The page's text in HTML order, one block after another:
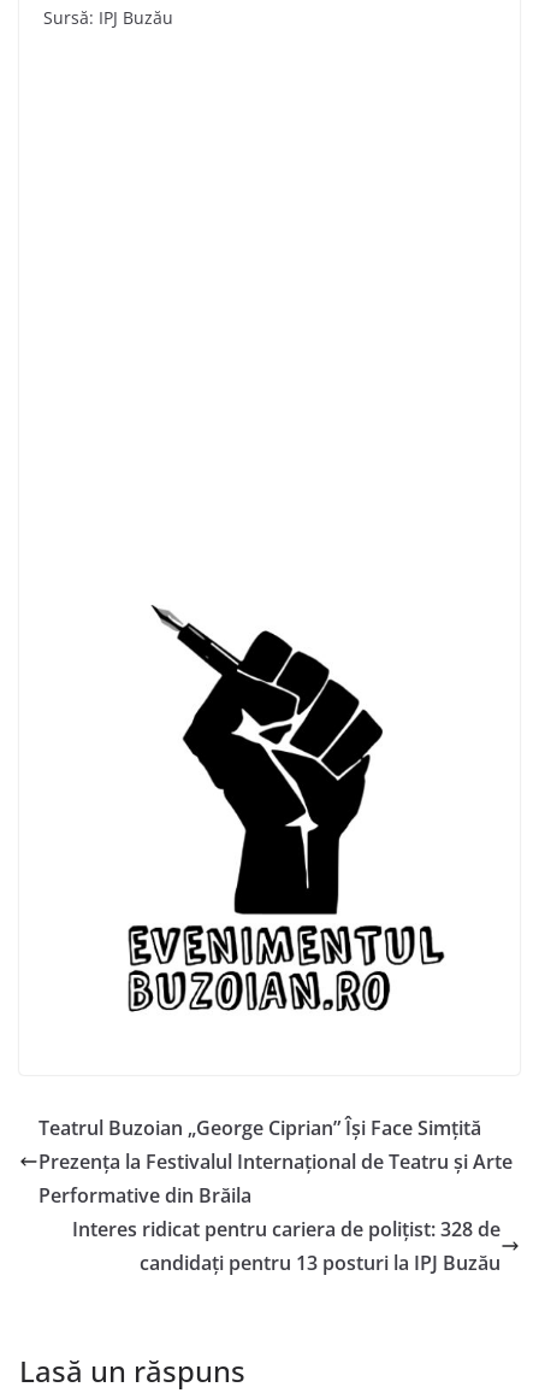
Sursă: IPJ Buzău
Teatrul Buzoian „George Ciprian” Își Face Simțită
Prezența la Festivalul Internațional de Teatru și Arte
Performative din Brăila
Interes ridicat pentru cariera de polițist: 328 de
candidați pentru 13 posturi la IPJ Buzău
Lasă un răspuns